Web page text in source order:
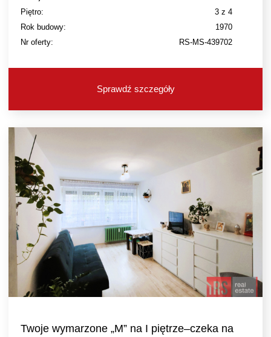
Piętro:
3 z 4
Rok budowy:
1970
Nr oferty:
RS-MS-439702
Sprawdź szczegóły
Twoje wymarzone „M” na I piętrze–czeka na